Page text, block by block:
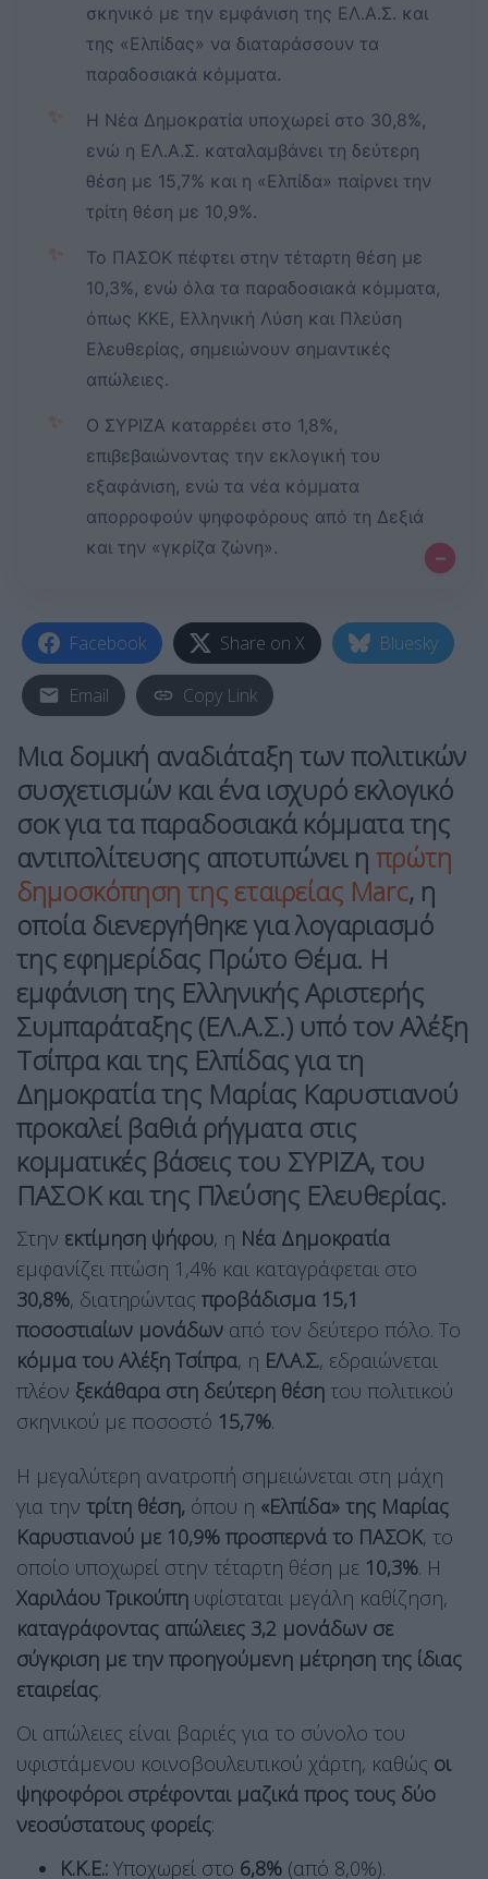
σκηνικό με την εμφάνιση της ΕΛ.Α.Σ. και
της «Ελπίδας» να διαταράσσουν τα
παραδοσιακά κόμματα.
✨
Η Νέα Δημοκρατία υποχωρεί στο 30,8%,
ενώ η ΕΛ.Α.Σ. καταλαμβάνει τη δεύτερη
θέση με 15,7% και η «Ελπίδα» παίρνει την
τρίτη θέση με 10,9%.
✨
Το ΠΑΣΟΚ πέφτει στην τέταρτη θέση με
10,3%, ενώ όλα τα παραδοσιακά κόμματα,
όπως ΚΚΕ, Ελληνική Λύση και Πλεύση
Ελευθερίας, σημειώνουν σημαντικές
απώλειες.
✨
Ο ΣΥΡΙΖΑ καταρρέει στο 1,8%,
επιβεβαιώνοντας την εκλογική του
εξαφάνιση, ενώ τα νέα κόμματα
απορροφούν ψηφοφόρους από τη Δεξιά
και την «γκρίζα ζώνη».
–
Facebook Share on X Bluesky
Email Copy Link
Μια δομική αναδιάταξη των πολιτικών
συσχετισμών και ένα ισχυρό εκλογικό
σοκ για τα παραδοσιακά κόμματα της
αντιπολίτευσης αποτυπώνει η πρώτη
δημοσκόπηση της εταιρείας Marc, η
οποία διενεργήθηκε για λογαριασμό
της εφημερίδας Πρώτο Θέμα. Η
εμφάνιση της Ελληνικής Αριστερής
Συμπαράταξης (ΕΛ.Α.Σ.) υπό τον Αλέξη
Τσίπρα και της Ελπίδας για τη
Δημοκρατίατης Μαρίας Καρυστιανού
προκαλεί βαθιά ρήγματα στις
κομματικές βάσεις του ΣΥΡΙΖΑ, του
ΠΑΣΟΚ και της Πλεύσης Ελευθερίας.
Στην εκτίμηση ψήφου, η Νέα Δημοκρατία
εμφανίζει πτώση 1,4% και καταγράφεται στο
30,8%, διατηρώντας προβάδισμα 15,1
ποσοστιαίων μονάδων από τον δεύτερο πόλο. Το
κόμμα του Αλέξη Τσίπρα, η ΕΛ.Α.Σ., εδραιώνεται
πλέον ξεκάθαρα στη δεύτερη θέση του πολιτικού
σκηνικού με ποσοστό 15,7%.
Η μεγαλύτερη ανατροπή σημειώνεται στη μάχη
για την τρίτη θέση, όπου η «Ελπίδα» της Μαρίας
Καρυστιανού με 10,9% προσπερνά το ΠΑΣΟΚ, το
οποίο υποχωρεί στην τέταρτη θέση με 10,3%. Η
Χαριλάου Τρικούπη υφίσταται μεγάλη καθίζηση,
καταγράφοντας απώλειες 3,2 μονάδων σε
σύγκριση με την προηγούμενη μέτρηση της ίδιας
εταιρείας.
Οι απώλειες είναι βαριές για το σύνολο του
υφιστάμενου κοινοβουλευτικού χάρτη, καθώς οι
ψηφοφόροι στρέφονται μαζικά προς τους δύο
νεοσύστατους φορείς:
Κ.Κ.Ε.: Υποχωρεί στο 6,8% (από 8,0%).